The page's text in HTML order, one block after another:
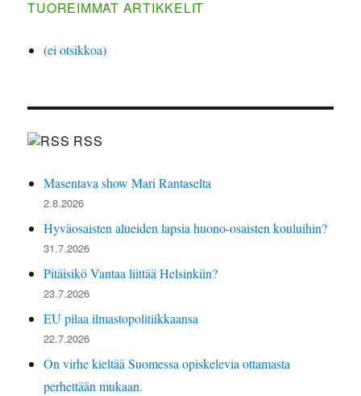
TUOREIMMAT ARTIKKELIT
(ei otsikkoa)
RSS
Masentava show Mari Rantaselta
2.8.2026
Hyväosaisten alueiden lapsia huono-osaisten kouluihin?
31.7.2026
Pitäisikö Vantaa liittää Helsinkiin?
23.7.2026
EU pilaa ilmastopolitiikkaansa
22.7.2026
On virhe kieltää Suomessa opiskelevia ottamasta
perhettään mukaan.